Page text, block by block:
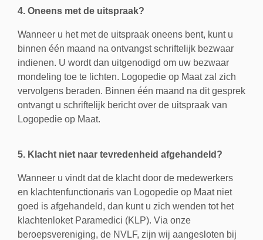
4. Oneens met de uitspraak?
Wanneer u het met de uitspraak oneens bent, kunt u
binnen één maand na ontvangst schriftelijk bezwaar
indienen. U wordt dan uitgenodigd om uw bezwaar
mondeling toe te lichten. Logopedie op Maat zal zich
vervolgens beraden. Binnen één maand na dit gesprek
ontvangt u schriftelijk bericht over de uitspraak van
Logopedie op Maat.
5. Klacht niet naar tevredenheid afgehandeld?
Wanneer u vindt dat de klacht door de medewerkers
en klachtenfunctionaris van Logopedie op Maat niet
goed is afgehandeld, dan kunt u zich wenden tot het
klachtenloket Paramedici (KLP). Via onze
beroepsvereniging, de NVLF, zijn wij aangesloten bij